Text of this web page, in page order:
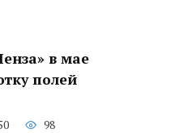
в мае
полей
98